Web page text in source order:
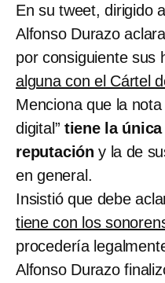
En su tweet, dirigido
Alfonso Durazo
por consiguiente sus
alguna con el Cártel
Menciona que la
digital” tiene la
reputación y la de
en general.
Insistió que debe
tiene con los
procedería
Alfonso Durazo